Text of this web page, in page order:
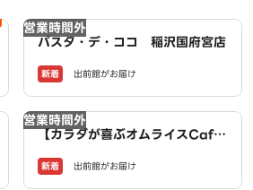
営業時間外
パスタ・デ・ココ 稲沢国府宮店
新着 出前館がお届け
営業時間外
【カラダが喜ぶオムライスCaf
～
新着 出前館がお届け